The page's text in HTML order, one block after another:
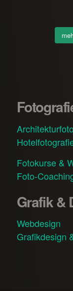
Fotokurse &
Foto-
Grafik &
Webdesign
Grafikdesign